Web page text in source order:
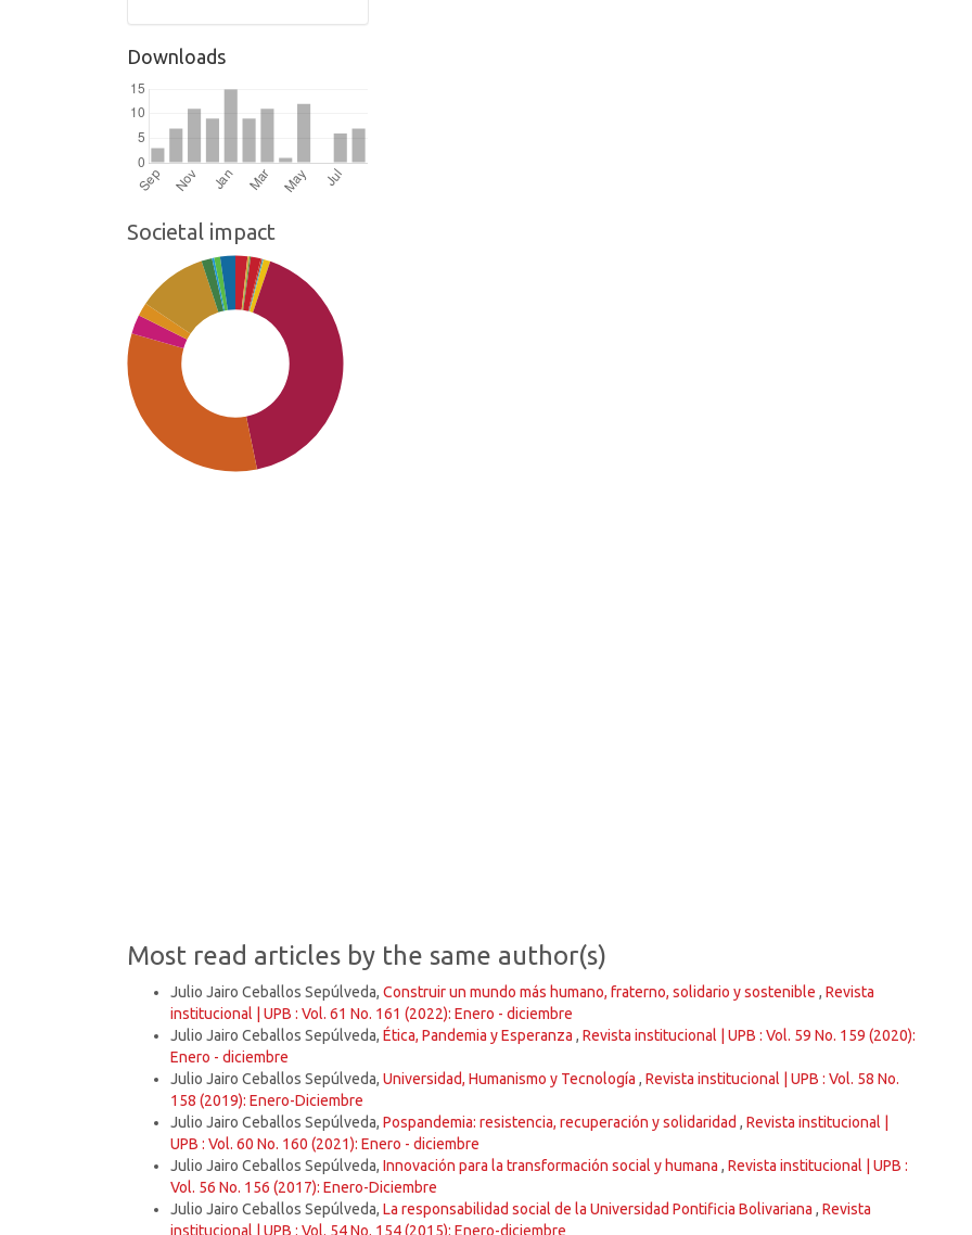
Downloads
Societal impact
Most read articles by the same author(s)
Julio Jairo Ceballos Sepúlveda, Construir un mundo más humano, fraterno, solidario y sostenible , Revista
institucional | UPB : Vol. 61 No. 161 (2022): Enero - diciembre
Julio Jairo Ceballos Sepúlveda, Ética, Pandemia y Esperanza , Revista institucional | UPB : Vol. 59 No. 159 (2020):
Enero - diciembre
Julio Jairo Ceballos Sepúlveda, Universidad, Humanismo y Tecnología , Revista institucional | UPB : Vol. 58 No.
158 (2019): Enero-Diciembre
Julio Jairo Ceballos Sepúlveda, Pospandemia: resistencia, recuperación y solidaridad , Revista institucional |
UPB : Vol. 60 No. 160 (2021): Enero - diciembre
Julio Jairo Ceballos Sepúlveda, Innovación para la transformación social y humana , Revista institucional | UPB :
Vol. 56 No. 156 (2017): Enero-Diciembre
Julio Jairo Ceballos Sepúlveda, La responsabilidad social de la Universidad Pontificia Bolivariana , Revista
institucional | UPB : Vol. 54 No. 154 (2015): Enero-diciembre